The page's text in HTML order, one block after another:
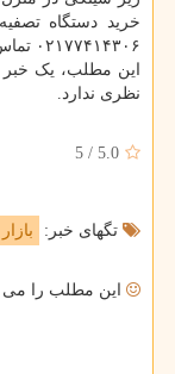
۰۲۱۷۷۴۱۴۳۰۶ تماس بگیرید.
این مطلب، یک خبر
نظری ندارد.
5.0
/
5
تگهای خبر: بازار
این مطلب را می